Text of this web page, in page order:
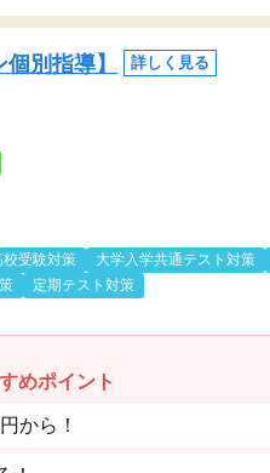
別指導】 詳しく見る
校受験対策 大学入学共通テスト対策
定期テスト対策
めポイント
から！